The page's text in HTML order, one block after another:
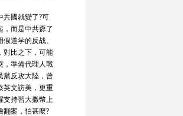
共國就變了?可
，而是中共孬了
道学的反战、
對比之下，可能
，準備代理人戰
黨反攻大陸，曾
英文訪美，更重
支持習大撒幣上
翻案，怕甚麼?